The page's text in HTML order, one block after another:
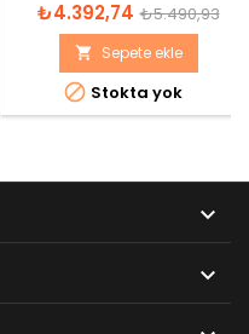
63119477986 Her Farda 2 Adet
Bulunmaktadır.
Fiyat
₺4.392,74 Normal
fiyat
₺5.490,93
 Sepete ekle
 Stokta yok

